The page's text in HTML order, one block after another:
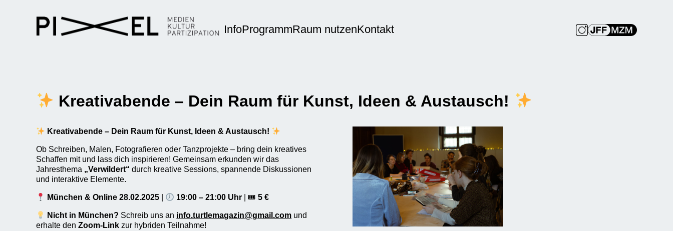
InfoProgrammRaum nutzenKontakt
Kreativabende – Dein Raum für Kunst, Ideen & Austausch!
Kreativabende – Dein Raum für Kunst, Ideen & Austausch!
Ob Schreiben, Malen, Fotografieren oder Tanzprojekte – bring dein kreatives
Schaffen mit und lass dich inspirieren! Gemeinsam erkunden wir das
Jahresthema „Verwildert“ durch kreative Sessions, spannende Diskussionen
und interaktive Elemente.
München & Online 28.02.2025 19:00 – 21:00 Uhr | 🎟5 €
Nicht in München? Schreib uns an info.turtlemagazin@gmail .com und
erhalte den Zoom-Link zur hybriden Teilnahme!